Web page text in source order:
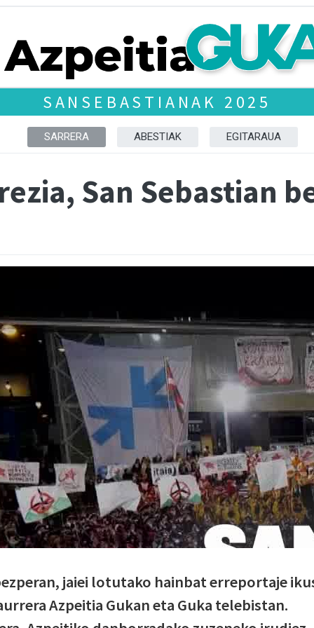
SANSEBASTIANAK 2025
SARRERA ABESTIAK EGITARAUA
San Sebastian
jaiei lotutako hainbat erreportaje
Azpeitia Gukan eta Guka telebistan.